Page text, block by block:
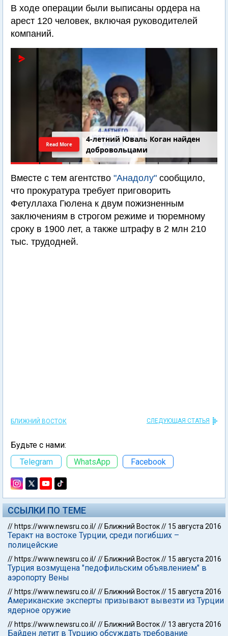
В ходе операции были выписаны ордера на
арест 120 человек, включая руководителей
компаний.
4-летний Юваль Коган найден
добровольцами
Read More
Вместе с тем агентство "Анадолу" сообщило,
что прокуратура требует приговорить
Фетуллаха Гюлена к двум пожизненным
заключениям в строгом режиме и тюремному
сроку в 1900 лет, а также штрафу в 2 млн 210
тыс. трудодней.
БЛИЖНИЙ ВОСТОК СЛЕДУЮЩАЯ СТАТЬЯ
Будьте с нами:
Telegram
WhatsApp Facebook
ССЫЛКИ ПО ТЕМЕ
// https://www.newsru.co.il/// Ближний Восток// 15 августа 2016
Теракт на востоке Турции, среди погибших –
полицейские
// https://www.newsru.co.il/// Ближний Восток// 15 августа 2016
Турция возмущена "педофильским объявлением" в
аэропорту Вены
// https://www.newsru.co.il/// Ближний Восток// 15 августа 2016
Американские эксперты призывают вывезти из Турции
ядерное оружие
// https://www.newsru.co.il/// Ближний Восток// 13 августа 2016
Байден летит в Турцию обсуждать требование